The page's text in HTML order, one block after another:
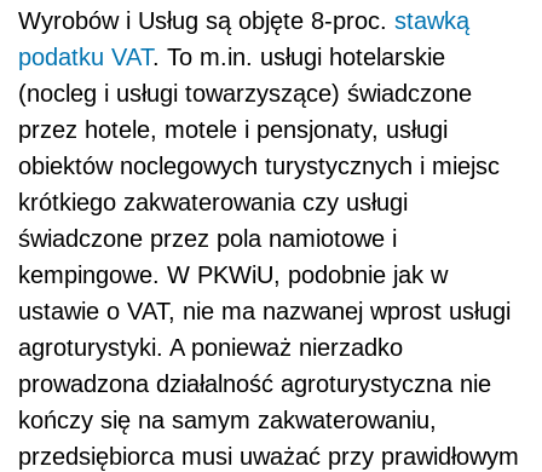
Wyrobów i Usług są objęte 8-proc. stawką
podatku VAT. To m.in. usługi hotelarskie
(nocleg i usługi towarzyszące) świadczone
przez hotele, motele i pensjonaty, usługi
obiektów noclegowych turystycznych i miejsc
krótkiego zakwaterowania czy usługi
świadczone przez pola namiotowe i
kempingowe. W PKWiU, podobnie jak w
ustawie o VAT, nie ma nazwanej wprost usługi
agroturystyki. A ponieważ nierzadko
prowadzona działalność agroturystyczna nie
kończy się na samym zakwaterowaniu,
przedsiębiorca musi uważać przy prawidłowym